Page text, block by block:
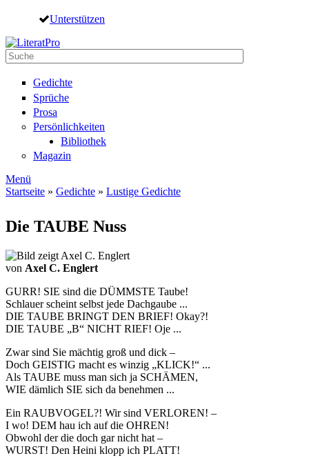
Direkt zum Inhalt
Unterstützen
Suche
Gedichte
Sprüche
Prosa
Persönlichkeiten
Bibliothek
Magazin
Menü
Startseite » Gedichte » Lustige Gedichte
Die TAUBE Nuss
von Axel C. Englert
GURR! SIE sind die DÜMMSTE Taube!
Schlauer scheint selbst jede Dachgaube ...
DIE TAUBE BRINGT DEN BRIEF! Okay?!
DIE TAUBE „B“ NICHT RIEF! Oje ...
Zwar sind Sie mächtig groß und dick –
Doch GEISTIG macht es winzig „KLICK!“ ...
Als TAUBE muss man sich ja SCHÄMEN,
WIE dämlich SIE sich da benehmen ...
Ein RAUBVOGEL?! Wir sind VERLOREN! –
I wo! DEM hau ich auf die OHREN!
Obwohl der die doch gar nicht hat –
WURST! Den Heini klopp ich PLATT!